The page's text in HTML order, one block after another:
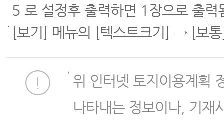
5 로 설정후 출력하면 1장으로 출력
[보기] 메뉴의 [텍스트크기] → [보
위 인터넷 토지이용계획
나타내는 정보이나, 기재